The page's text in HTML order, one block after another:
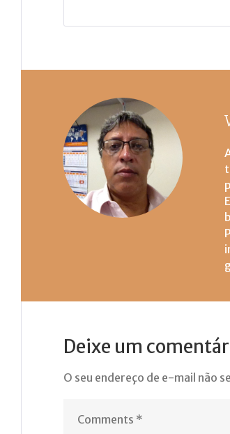
Deixe um
O seu endereço de e-mail não